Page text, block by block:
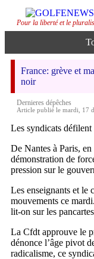
Pour la liberté et le
France: grève et
noir
Dernieres dépêches
Article publié le mardi, 17
Les syndicats défilent
De Nantes à Paris,
démonstration de
pression sur le
Les enseignants et le
mouvements ce
lit-on sur les
La Cfdt approuve le
dénonce l’âge pivot
radicalisme, ce